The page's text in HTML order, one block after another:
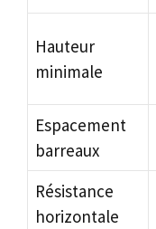
Hauteur
minimale
Espacement
barreaux
Résistance
horizontale